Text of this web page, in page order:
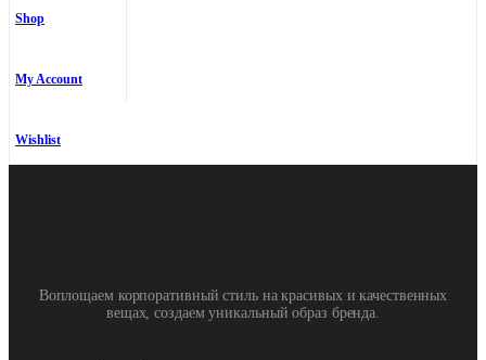
Shop
My Account
Wishlist
Воплощаем корпоративный стиль на красивых и качественных
вещах, создаем уникальный образ бренда.